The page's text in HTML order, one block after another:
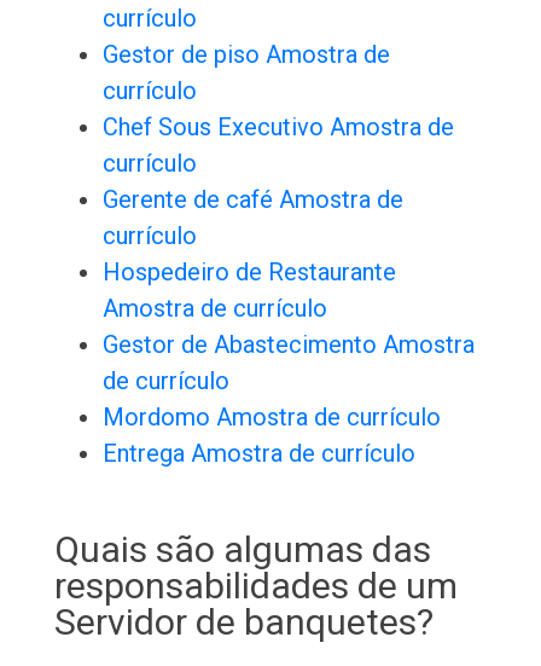
currículo
Gestor de piso Amostra de
currículo
Chef Sous Executivo Amostra de
currículo
Gerente de café Amostra de
currículo
Hospedeiro de Restaurante
Amostra de currículo
Gestor de Abastecimento Amostra
de currículo
Mordomo Amostra de currículo
Entrega Amostra de currículo
Quais são algumas das
responsabilidades de um
Servidor de banquetes?